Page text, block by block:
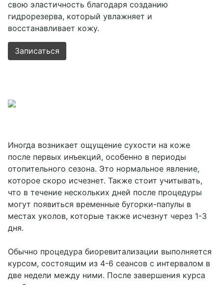
свою эластичность благодаря созданию
гидрорезерва, который увлажняет и
восстанавливает кожу.
Записаться
Иногда возникает ощущение сухости на коже
после первых инъекций, особенно в периоды
отопительного сезона. Это нормальное явление,
которое скоро исчезнет. Также стоит учитывать,
что в течение нескольких дней после процедуры
могут появиться временные бугорки-папулы в
местах уколов, которые также исчезнут через 1-3
дня.
Обычно процедура биоревитализации выполняется
курсом, состоящим из 4-6 сеансов с интервалом в
две недели между ними. После завершения курса